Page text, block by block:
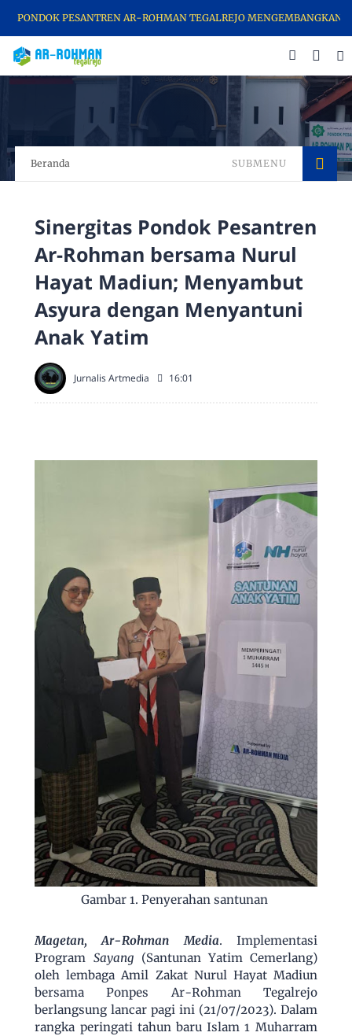
PESANTREN AR-ROHMAN TEGALREJO MENGEMBANGKAN
Beranda SUBMENU
Sinergitas Pondok Pesantren
Ar-Rohman bersama Nurul
Hayat Madiun; Menyambut
Asyura dengan Menyantuni
Anak Yatim
Jurnalis Artmedia 16:01
Gambar 1. Penyerahan santunan
Magetan, Ar-Rohman Media. Implementasi
Program Sayang (Santunan Yatim Cemerlang)
oleh lembaga Amil Zakat Nurul Hayat Madiun
bersama Ponpes Ar-Rohman Tegalrejo
berlangsung lancar pagi ini (21/07/2023). Dalam
rangka peringati tahun baru Islam 1 Muharram